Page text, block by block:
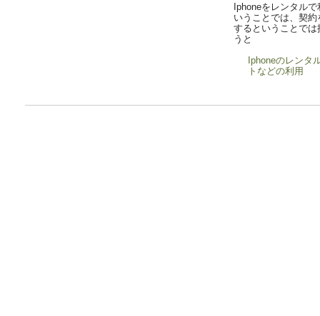
Iphoneをレンタル
いうことでは、契
するということでは
うと
Iphoneのレンタ
トなどの利用